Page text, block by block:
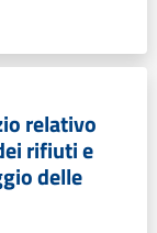
relativo
rifiuti e
delle